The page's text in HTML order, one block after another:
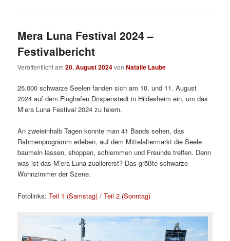
Mera Luna Festival 2024 –
Festivalbericht
Veröffentlicht am20. August 2024vonNatalie Laube
25.000 schwarze Seelen fanden sich am 10. und 11. August
2024 auf dem Flughafen Drispenstedt in Hildesheim ein, um das
M’era Luna Festival 2024 zu feiern.
An zweieinhalb Tagen konnte man 41 Bands sehen, das
Rahmenprogramm erleben, auf dem Mittelaltermarkt die Seele
baumeln lassen, shoppen, schlemmen und Freunde treffen. Denn
was ist das M’era Luna zuallererst? Das größte schwarze
Wohnzimmer der Szene.
Fotolinks:Teil 1 (Samstag) /Teil 2 (Sonntag)